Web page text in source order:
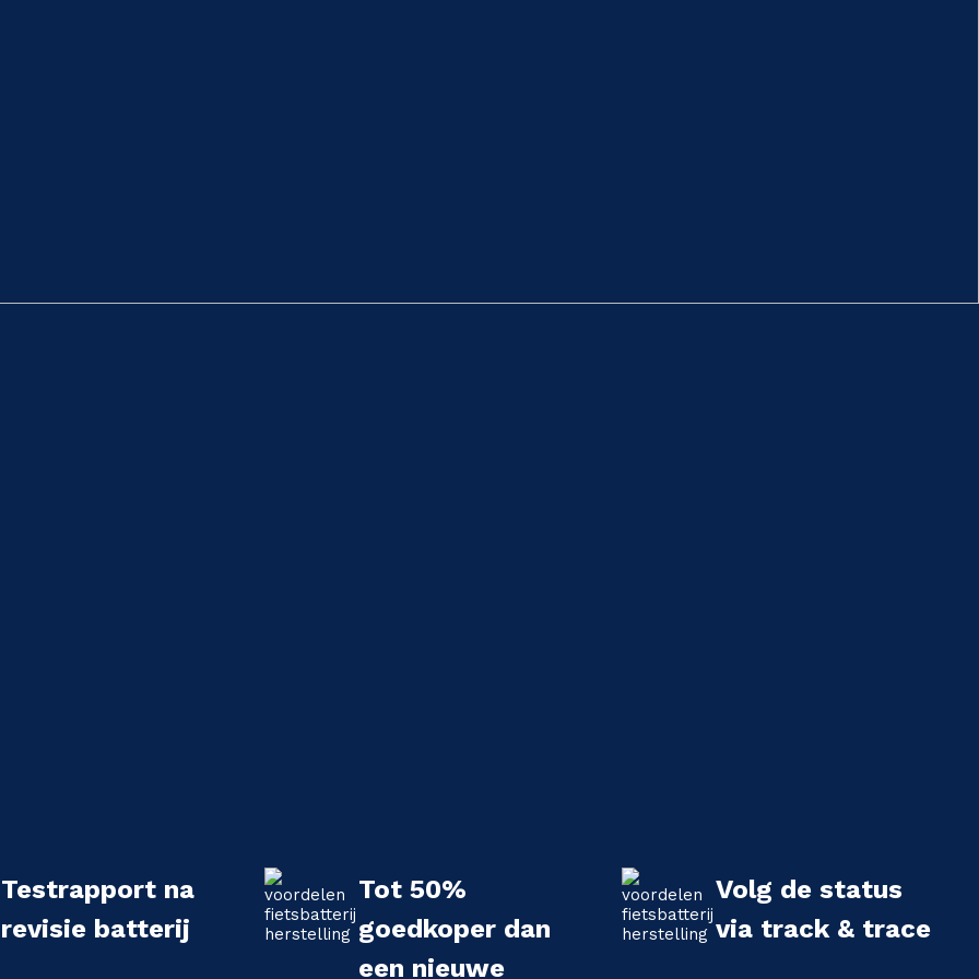
Testrapport na
revisie batterij
Tot 50%
goedkoper dan
een nieuwe
Volg de status
via track & trace